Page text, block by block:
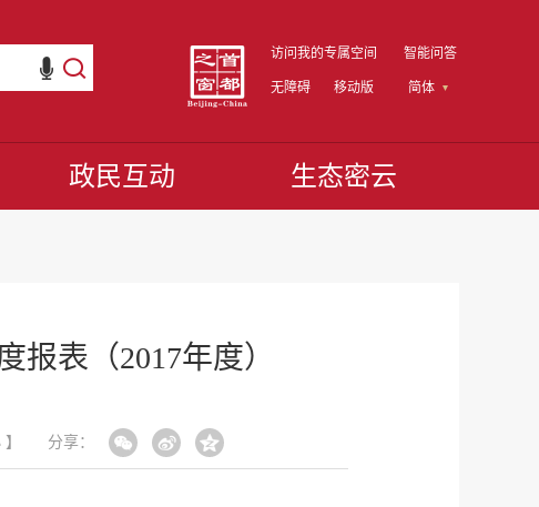
访问我的专属空间 智能问答
无障碍 移动版 简体
政民互动 生态密云
表（2017年度）
】 分享：